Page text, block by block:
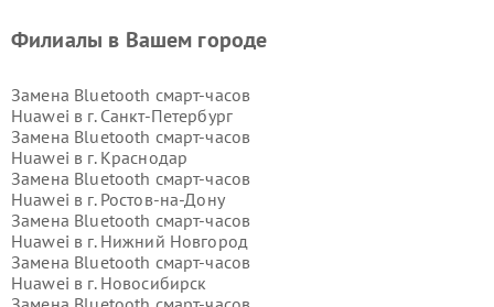
Филиалы в Вашем городе
Замена Bluetooth смарт-часов
Huawei в г. Санкт-Петербург
Замена Bluetooth смарт-часов
Huawei в г. Краснодар
Замена Bluetooth смарт-часов
Huawei в г. Ростов-на-Дону
Замена Bluetooth смарт-часов
Huawei в г. Нижний Новгород
Замена Bluetooth смарт-часов
Huawei в г. Новосибирск